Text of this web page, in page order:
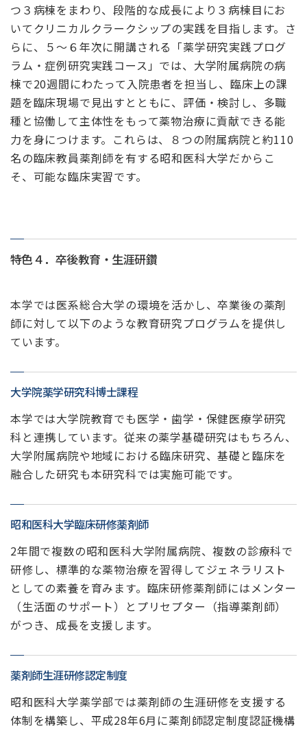
つ３病棟をまわり、段階的な成長により３病棟目にお
いてクリニカルクラークシップの実践を目指します。さ
らに、５〜６年次に開講される「薬学研究実践プログ
ラム・症例研究実践コース」では、大学附属病院の病
棟で20週間にわたって入院患者を担当し、臨床上の課
題を臨床現場で見出すとともに、評価・検討し、多職
種と協働して主体性をもって薬物治療に貢献できる能
力を身につけます。これらは、８つの附属病院と約110
名の臨床教員薬剤師を有する昭和医科大学だからこ
そ、可能な臨床実習です。
特色４．卒後教育・生涯研鑽
本学では医系総合大学の環境を活かし、卒業後の薬剤
師に対して以下のような教育研究プログラムを提供し
ています。
大学院薬学研究科博士課程
本学では大学院教育でも医学・歯学・保健医療学研究
科と連携しています。従来の薬学基礎研究はもちろん、
大学附属病院や地域における臨床研究、基礎と臨床を
融合した研究も本研究科では実施可能です。
昭和医科大学臨床研修薬剤師
2年間で複数の昭和医科大学附属病院、複数の診療科で
研修し、標準的な薬物治療を習得してジェネラリスト
としての素養を育みます。臨床研修薬剤師にはメンター
（生活面のサポート）とプリセプター（指導薬剤師）
がつき、成長を支援します。
薬剤師生涯研修認定制度
昭和医科大学薬学部では薬剤師の生涯研修を支援する
体制を構築し、平成28年6月に薬剤師認定制度認証機構